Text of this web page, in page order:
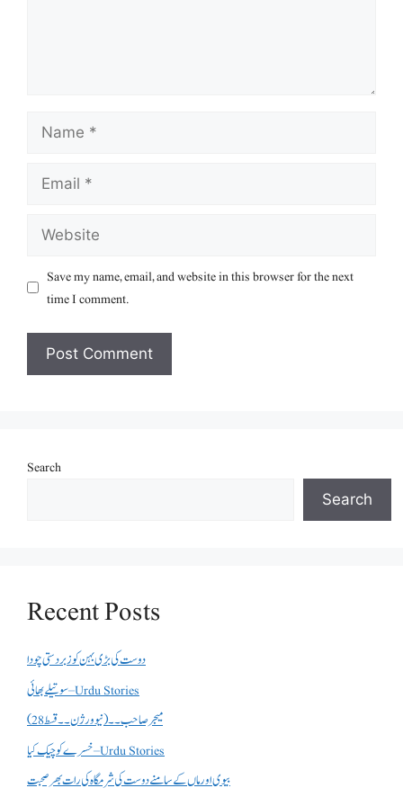
Name
Email
Website
Save my name, email, and website in this browser for the next
time I comment.
Search
Search
Recent Posts
دوست کی بڑی بہن کو زبردستی چودا
سوتیلے بھائی – Urdu Stories
میجر صاحب۔۔( نیو ورژن ۔۔قسط 28)
خسرے کو چیک کیا – Urdu Stories
بیوی اور ماں کے سامنے دوست کی شرمگاہ کی رات بھر صحبت